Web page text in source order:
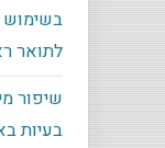
בשימוש
לתואר
שיפור